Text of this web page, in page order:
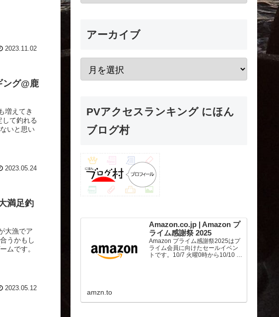
2023.11.02
ング@鹿
増えてき
て釣れる
いと思い
2023.05.24
満足釣
大漁でア
うかもし
ムです。
2023.05.12
アーカイブ
PVアクセスランキング にほん
ブログ村
Amazon.co.jp | Amazon プ
ライム感謝祭 2025
Amazon プライム感謝祭2025はプ
ライム会員に向けたセールイベン
トです。10/7 火曜0時から10/10 金
amzn.to